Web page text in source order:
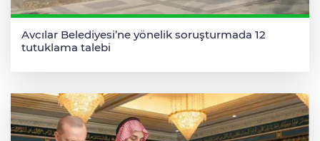
Avcılar Belediyesi’ne yönelik soruşturmada 12
tutuklama talebi